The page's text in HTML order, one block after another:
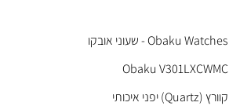
Obaku Watches - שעוני אובקו
Obaku V301LXCWMC
קוורץ (Quartz) יפני איכותי